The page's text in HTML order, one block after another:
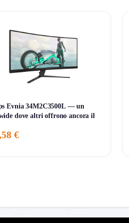
Evnia 34M2C3500L — un
dove altri offrono ancora il
€